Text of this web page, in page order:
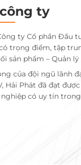
ty
ty Cổ phần Đầu
trọng điểm, tập
sản phẩm – Quản
của đội ngũ lãnh
Hải Phát đã đạt
có uy tín